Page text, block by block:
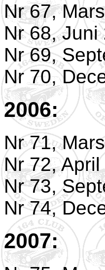
Nr 67,
Nr 68, Juni
Nr 69,
Nr 70,
2006:
Nr 71,
Nr 72,
Nr 73,
Nr 74,
2007: